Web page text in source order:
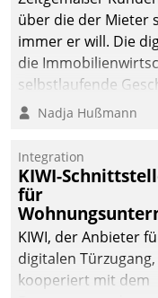
über die der Mieter
immer er will. Die
die
selbstlaufende
Kunde und smart
Nadja Hußmann
Integration
KIWI-
für
KIWI, der Anbieter
digitalen Türzugang,
kooperiert mit dem